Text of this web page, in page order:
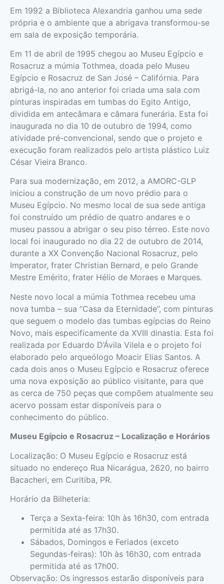
Em 1992 a Biblioteca Alexandria ganhou uma sede
própria e o ambiente que a abrigava transformou-se
em sala de exposição temporária.
Em 11 de abril de 1995 chegou ao Museu Egípcio e
Rosacruz a múmia Tothmea, doada pelo Museu
Egípcio e Rosacruz de San José – Califórnia. Para
abrigá-la, no ano anterior foi criada uma sala com
pinturas inspiradas em tumbas do Egito Antigo,
dividida em antecâmara e câmara funerária. Esta foi
inaugurada no dia 10 de outubro de 1994, como
atividade pré-convencional, sendo que o projeto e
execução foram realizados pelo artista plástico Luiz
César Vieira Branco.
Para sua modernização, em 2012, a AMORC-GLP
iniciou a construção de um novo prédio para o
Museu Egípcio. No mesmo local de sua sede antiga
foi construído um prédio de quatro andares e o
museu passou a abrigar o seu piso térreo. Este novo
local foi inaugurado no dia 22 de outubro de 2014,
durante a XX Convenção Nacional Rosacruz, pelo
Imperator, frater Christian Bernard, e pelo Grande
Mestre Emérito, frater Hélio de Moraes e Marques.
Neste novo local a múmia Tothmea recebeu uma
nova tumba – sua “Casa da Eternidade”, com pinturas
que seguem o modelo das tumbas egípcias do Reino
Novo, mais especificamente da XVIII dinastia. Esta foi
realizada por Eduardo D’Ávila Vilela e o projeto foi
elaborado pelo arqueólogo Moacir Elias Santos. A
cada dois anos o Museu Egípcio e Rosacruz oferece
uma nova exposição ao público visitante, para que
as cerca de 750 peças que compõem atualmente seu
acervo possam estar disponíveis para o
conhecimento do público.
Museu Egípcio e Rosacruz – Localização e Horários
Localização: O Museu Egípcio e Rosacruz está
situado no endereço Rua Nicarágua, 2620, no bairro
Bacacheri, em Curitiba, PR.
Horário da Bilheteria:
Terça a Sexta-feira: 10h às 16h30, com entrada
permitida até as 17h30.
Sábados, Domingos e Feriados (exceto
Segundas-feiras): 10h às 16h30, com entrada
permitida até as 17h00.
Observação: Os ingressos estarão disponíveis para